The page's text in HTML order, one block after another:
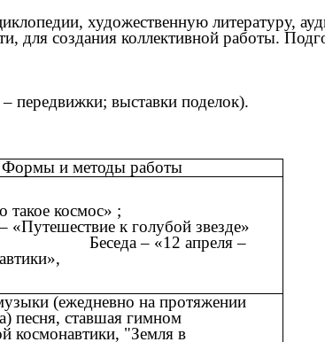
художественную литературу,
для создания коллективной работы.
передвижки; выставки поделок).
Формы и методы работы
«Что такое космос» ;
к голубой звезде»
– «12 апреля –
(ежедневно на протяжении
песня, ставшая гимном
космонавтики, "Земля в